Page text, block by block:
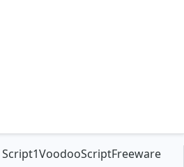
Script1VoodooScriptFreeware